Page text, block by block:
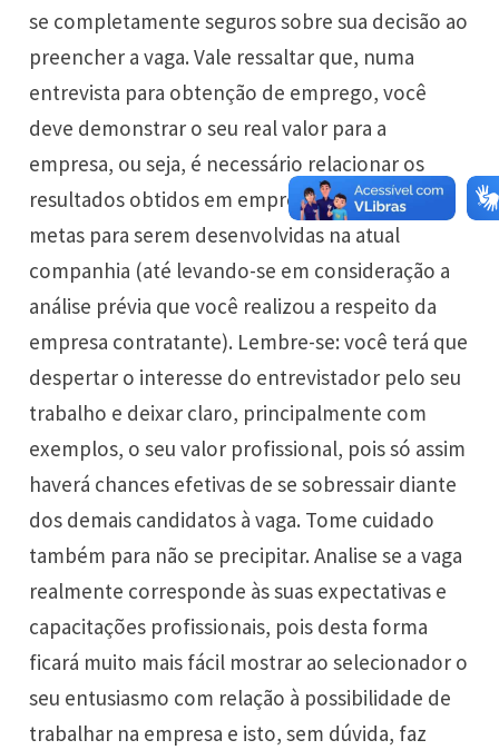
se completamente seguros sobre sua decisão ao
preencher a vaga. Vale ressaltar que, numa
entrevista para obtenção de emprego, você
deve demonstrar o seu real valor para a
empresa, ou seja, é necessário relacionar os
resultados obtidos em empregos anteriores e
metas para serem desenvolvidas na atual
companhia (até levando-se em consideração a
análise prévia que você realizou a respeito da
empresa contratante). Lembre-se: você terá que
despertar o interesse do entrevistador pelo seu
trabalho e deixar claro, principalmente com
exemplos, o seu valor profissional, pois só assim
haverá chances efetivas de se sobressair diante
dos demais candidatos à vaga. Tome cuidado
também para não se precipitar. Analise se a vaga
realmente corresponde às suas expectativas e
capacitações profissionais, pois desta forma
ficará muito mais fácil mostrar ao selecionador o
seu entusiasmo com relação à possibilidade de
trabalhar na empresa e isto, sem dúvida, faz